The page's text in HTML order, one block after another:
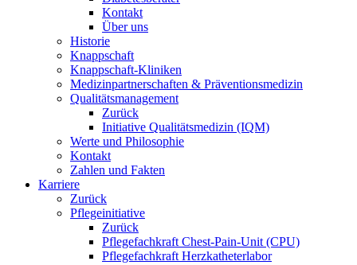
Kontakt
Über uns
Historie
Knappschaft
Knappschaft-Kliniken
Medizinpartnerschaften & Präventionsmedizin
Qualitäts­management
Zurück
Initiative Qualitätsmedizin (IQM)
Werte und Philosophie
Kontakt
Zahlen und Fakten
Karriere
Zurück
Pflegeinitiative
Zurück
Pflegefachkraft Chest-Pain-Unit (CPU)
Pflegefachkraft Herzkatheterlabor